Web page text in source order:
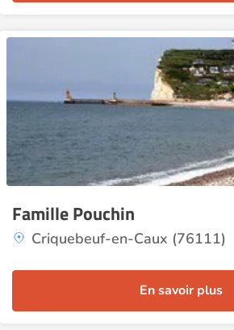
Famille Pouchin
Criquebeuf-en-Caux (76111)
En savoir plus